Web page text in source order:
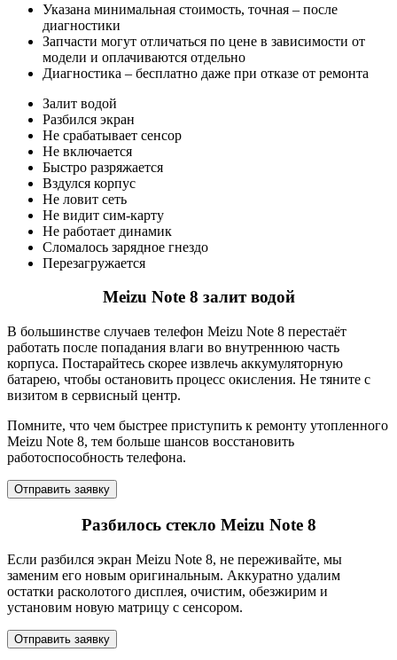
Указана минимальная стоимость, точная – после
диагностики
Запчасти могут отличаться по цене в зависимости от
модели и оплачиваются отдельно
Диагностика – бесплатно даже при отказе от ремонта
Залит водой
Разбился экран
Не срабатывает сенсор
Не включается
Быстро разряжается
Вздулся корпус
Не ловит сеть
Не видит сим-карту
Не работает динамик
Сломалось зарядное гнездо
Перезагружается
Meizu Note 8 залит водой
В большинстве случаев телефон Meizu Note 8 перестаёт
работать после попадания влаги во внутреннюю часть
корпуса. Постарайтесь скорее извлечь аккумуляторную
батарею, чтобы остановить процесс окисления. Не тяните с
визитом в сервисный центр.
Помните, что чем быстрее приступить к ремонту утопленного
Meizu Note 8, тем больше шансов восстановить
работоспособность телефона.
Отправить заявку
Разбилось стекло Meizu Note 8
Если разбился экран Meizu Note 8, не переживайте, мы
заменим его новым оригинальным. Аккуратно удалим
остатки расколотого дисплея, очистим, обезжирим и
установим новую матрицу с сенсором.
Отправить заявку